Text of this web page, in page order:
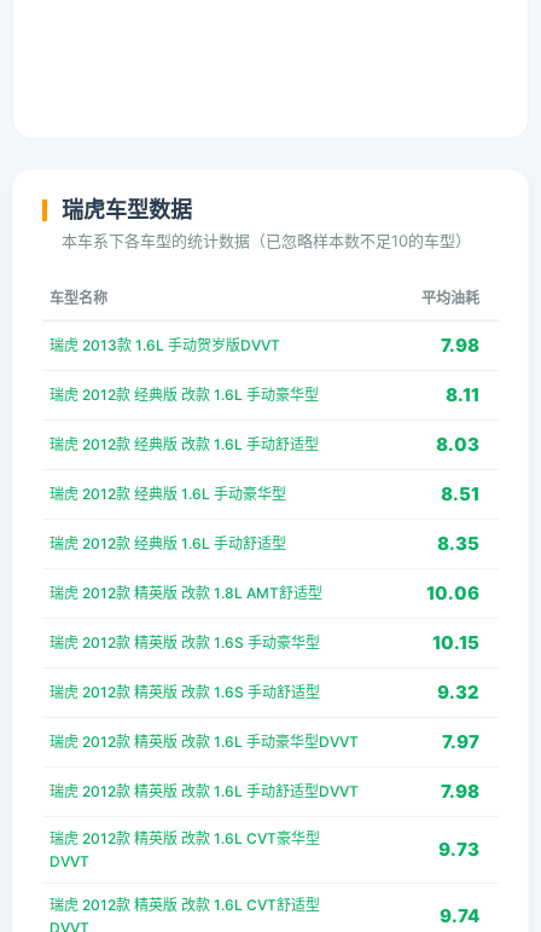
瑞虎车型数据
本车系下各车型的统计数据（已忽略样本数不足10的车型）
车型名称 平均油耗
瑞虎 2013款 1.6L 手动贺岁版DVVT 7.98
瑞虎 2012款 经典版 改款 1.6L 手动豪华型 8.11
瑞虎 2012款 经典版 改款 1.6L 手动舒适型 8.03
瑞虎 2012款 经典版 1.6L 手动豪华型 8.51
瑞虎 2012款 经典版 1.6L 手动舒适型 8.35
瑞虎 2012款 精英版 改款 1.8L AMT舒适型 10.06
瑞虎 2012款 精英版 改款 1.6S 手动豪华型 10.15
瑞虎 2012款 精英版 改款 1.6S 手动舒适型 9.32
瑞虎 2012款 精英版 改款 1.6L 手动豪华型DVVT 7.97
瑞虎 2012款 精英版 改款 1.6L 手动舒适型DVVT 7.98
瑞虎 2012款 精英版 改款 1.6L CVT豪华型
DVVT
9.73
瑞虎 2012款 精英版 改款 1.6L CVT舒适型
DVVT
9.74